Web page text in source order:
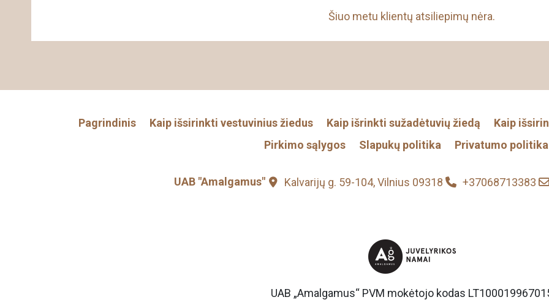
Šiuo metu klientų atsiliepimų nėra.
Pagrindinis Kaip išsirinkti vestuvinius žiedus Kaip išrinkti sužadėtuvių žiedą
Kaip
Pirkimo sąlygos
Slapukų politika Privatumo politika
UAB "Amalgamus" Kalvarijų g. 59-104, Vilnius 09318 +37068713383
UAB „Amalgamus“ PVM mokėtojo kodas